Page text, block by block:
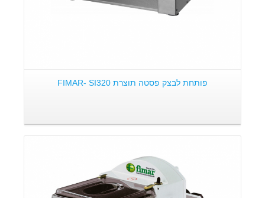
פותחת לבצק פסטה תוצרת FIMAR- SI320
פרטים: